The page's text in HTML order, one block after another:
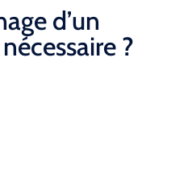
d’un
?